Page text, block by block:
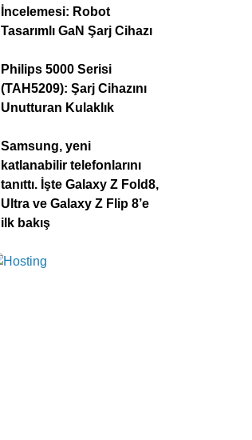
İncelemesi: Robot
Tasarımlı GaN Şarj Cihazı
Philips 5000 Serisi
(TAH5209): Şarj Cihazını
Unutturan Kulaklık
Samsung, yeni
katlanabilir telefonlarını
tanıttı. İşte Galaxy Z Fold8,
Ultra ve Galaxy Z Flip 8’e
ilk bakış